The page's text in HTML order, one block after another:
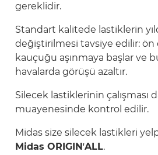
gereklidir.
Standart kalitede lastiklerin
değiştirilmesi tavsiye edilir:
kauçuğu aşınmaya başlar ve
havalarda görüşü azaltır.
Silecek lastiklerinin çalışması
muayenesinde kontrol edilir.
Midas size silecek lastikleri
Midas ORIGINʼALL.